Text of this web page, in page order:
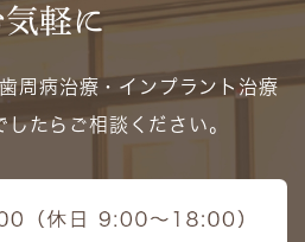
気軽に
周病治療・インプラント治療
たらご相談ください。